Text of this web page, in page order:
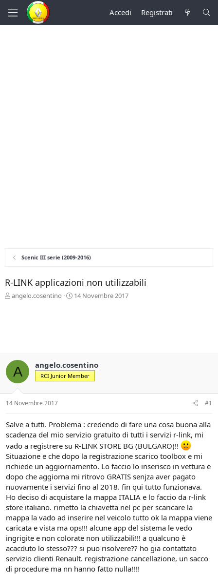
Accedi Registrati
Scenic III serie (2009-2016)
R-LINK applicazioni non utilizzabili
C
s
c
u
i
o
n
e
angelo.cosentino
D
i
z
i
o
14 Novembre 2017
A angelo.cosentino
RCI Junior Member
14 Novembre 2017 #1
Salve a tutti. Problema : credendo di fare una cosa buona alla
scadenza del mio servizio gratuito di tutti i servizi r-link, mi
vado a registrere su R-LINK STORE BG (BULGARO)!!
Situazione e che dopo la registrazione scarico toolbox e mi
richiede un aggiornamento. Lo faccio lo inserisco in vettura e
dopo che aggiorna mi ritrovo GRATIS senjza aver pagato
nuovamente i servizi fino al 2018. fin qui tutto funzionava.
Ho deciso di acquistare la mappa ITALIA e lo faccio da r-link
store italiano. rimetto la chiavetta nel pc per scaricare la
mappa la vado ad inserire nel veicolo tutto ok la mappa viene
caricata e vista ma ops!!! alcune app del sistema le vedo
ingrigite e non colorate non utilizzabili!!! a qualcuno è
acacduto lo stesso??? si puo risolvere?? ho gia contattato
servizio clienti Renault. registrazione cancellazione, un sacco
di procedure ma nn hanno fatto nulla!!!!